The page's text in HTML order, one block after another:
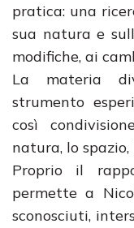
pratica: una
sua natura e
modifiche, ai
La materia
strumento
così
natura, lo spazio,
Proprio il
permette a
sconosciuti,